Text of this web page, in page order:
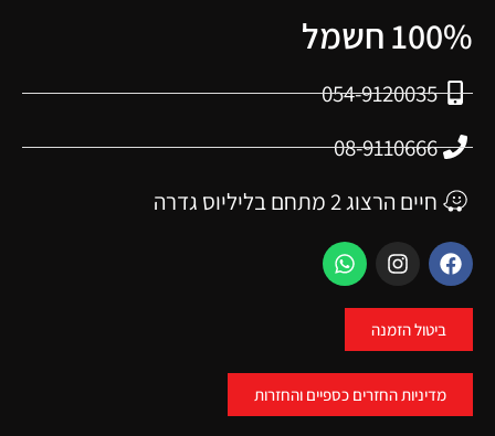
100% חשמל
054-9120035
08-9110666
חיים הרצוג 2 מתחם בליליוס גדרה
ביטול הזמנה
מדיניות החזרים כספיים והחזרות